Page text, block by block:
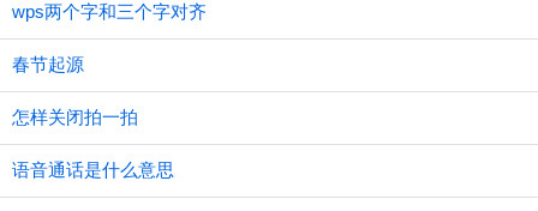
wps两个字和三个字对齐
春节起源
怎样关闭拍一拍
语音通话是什么意思